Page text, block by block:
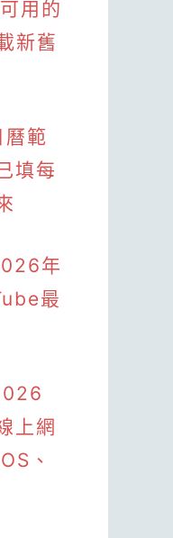
用的
新舊
範
填每
年
最
上網
、